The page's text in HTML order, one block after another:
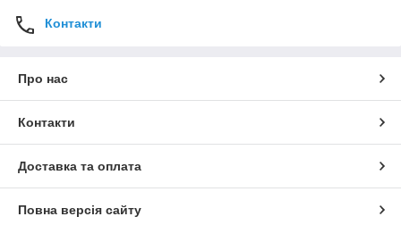
Контакти
Про нас
Контакти
Доставка та оплата
Повна версія сайту